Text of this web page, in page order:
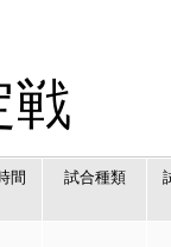
戦
間 試合種類